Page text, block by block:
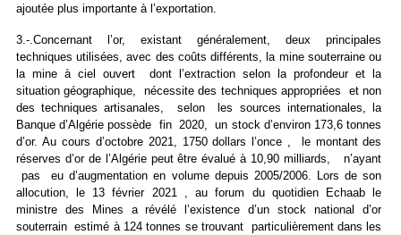
ajoutée plus importante à l’exportation.
3.-.Concernant l’or, existant généralement, deux principales
techniques utilisées, avec des coûts différents, la mine souterraine ou
la mine à ciel ouvert dont l’extraction selon la profondeur et la
situation géographique, nécessite des techniques appropriées et non
des techniques artisanales, selon les sources internationales, la
Banque d’Algérie possède fin 2020, un stock d’environ 173,6 tonnes
d’or. Au cours d’octobre 2021, 1750 dollars l’once , le montant des
réserves d’or de l’Algérie peut être évalué à 10,90 milliards, n’ayant
pas eu d’augmentation en volume depuis 2005/2006. Lors de son
allocution, le 13 février 2021 , au forum du quotidien Echaab le
ministre des Mines a révélé l’existence d’un stock national d’or
souterrain estimé à 124 tonnes se trouvant particulièrement dans les